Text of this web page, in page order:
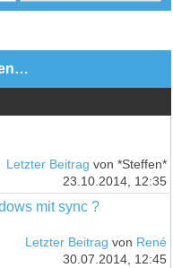
Letzter Beitrag von *Steffen*
23.10.2014, 12:35
mit sync ?
Letzter Beitrag von René
30.07.2014, 12:45